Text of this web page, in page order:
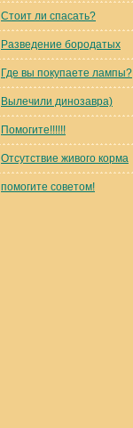
Стоит ли спасать?
Разведение бородатых
Где вы покупаете лампы?
Вылечили динозавра)
Помогите!!!!!!
Отсутствие живого корма
помогите советом!